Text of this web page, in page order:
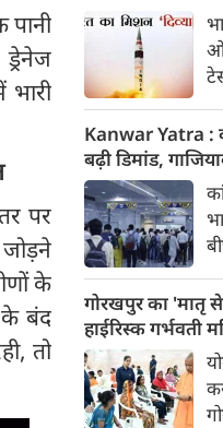
पानी
पर
के
के बंद
तो
मारक क्षमता
Kanwar Yatra :
बढ़ी डिमांड,
तक बढ़ी यात्रियों
गोरखपुर का 'मातृ
हाईरिस्क
जिंदगियां